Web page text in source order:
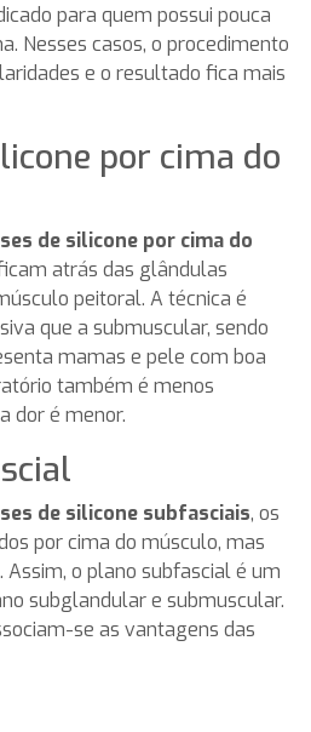
para quem possui pouca
Nesses casos, o procedimento
e o resultado fica mais
por cima do
de silicone por cima do
atrás das glândulas
peitoral. A técnica é
que a submuscular, sendo
mamas e pele com boa
também é menos
dor é menor.
de silicone subfasciais, os
por cima do músculo, mas
o plano subfascial é um
subglandular e submuscular.
se as vantagens das